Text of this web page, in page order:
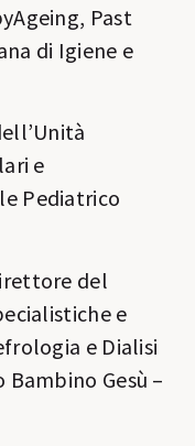
Past
di Igiene e
e
Pediatrico
del
e
e Dialisi
Bambino Gesù –